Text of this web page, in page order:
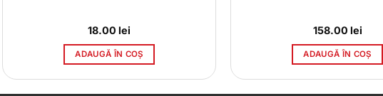
18.00 lei
ADAUGĂ ÎN COȘ
158.00 lei
ADAUGĂ ÎN COȘ